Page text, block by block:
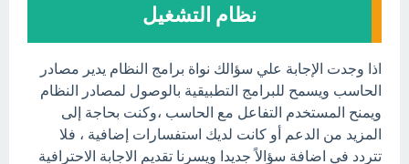
نظام التشغيل
اذا وجدت الإجابة علي سؤالك نواة برامج النظام يدير مصادر
الحاسب ويسمح للبرامج التطبيقية بالوصول لمصادر النظام
ويمنح المستخدم التفاعل مع الحاسب ،وكنت بحاجة إلى
المزيد من الدعم أو كانت لديك استفسارات إضافية ، فلا
تتردد في اضافة سؤالاً جديدا ويسرنا تقديم الاجابة الاحترافية